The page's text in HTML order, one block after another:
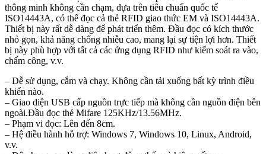
thông minh không cần chạm, dựa trên tiêu chuẩn quốc tế
ISO14443A, có thể đọc cả thẻ RFID giao thức EM và ISO14443A.
Thiết bị này rất dễ dàng để phát triển thêm. Đầu đọc có kích thước
nhỏ gọn, khả năng chống nhiễu cao, mang lại sự tiện lợi hơn. Thiết
bị này phù hợp với tất cả các ứng dụng RFID như kiểm soát ra vào,
chấm công, v.v.
– Dễ sử dụng, cắm và chạy. Không cần tải xuống bất kỳ trình điều
khiển nào.
– Giao diện USB cấp nguồn trực tiếp mà không cần nguồn điện bên
ngoài.Đầu đọc thẻ Mifare 125KHz/13.56MHz.
– Phạm vi đọc: Lên đến 8cm.
– Hệ điều hành hỗ trợ: Windows 7, Windows 10, Linux, Android,
v.v.